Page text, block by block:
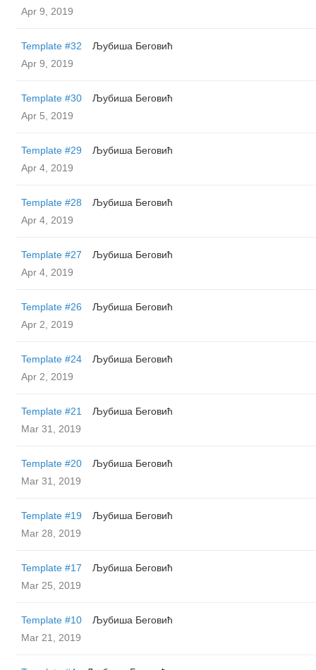
Apr 9, 2019
Template #32
Љубиша Беговић
Apr 9, 2019
Template #30
Љубиша Беговић
Apr 5, 2019
Template #29
Љубиша Беговић
Apr 4, 2019
Template #28
Љубиша Беговић
Apr 4, 2019
Template #27
Љубиша Беговић
Apr 4, 2019
Template #26
Љубиша Беговић
Apr 2, 2019
Template #24
Љубиша Беговић
Apr 2, 2019
Template #21
Љубиша Беговић
Mar 31, 2019
Template #20
Љубиша Беговић
Mar 31, 2019
Template #19
Љубиша Беговић
Mar 28, 2019
Template #17
Љубиша Беговић
Mar 25, 2019
Template #10
Љубиша Беговић
Mar 21, 2019